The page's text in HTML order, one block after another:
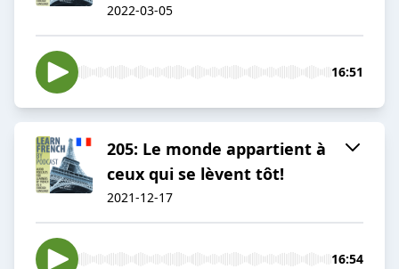
2022-03-05
16:51
205: Le monde appartient à
ceux qui se lèvent tôt!
2021-12-17
16:54